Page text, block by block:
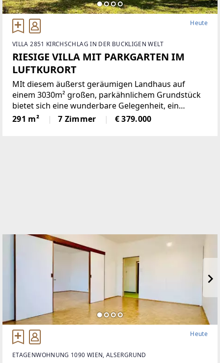
Heute
VILLA 2851 KIRCHSCHLAG IN DER BUCKLIGEN WELT
RIESIGE VILLA MIT PARKGARTEN IM
LUFTKURORT
MIt diesem äußerst geräumigen Landhaus auf
einem 3030m² großen, parkähnlichem Grundstück
bietet sich eine wunderbare Gelegenheit, ein
einmaliges Domizil in der beliebten Gemeinde
Krumbach zu schaffen!Das 1972 in Ziegelbauweise
291 m² 7 Zimmer € 379.000
Heute
ETAGENWOHNUNG 1090 WIEN, ALSERGRUND